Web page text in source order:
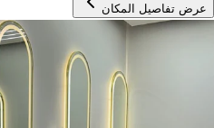
عرض تفاصيل المكان